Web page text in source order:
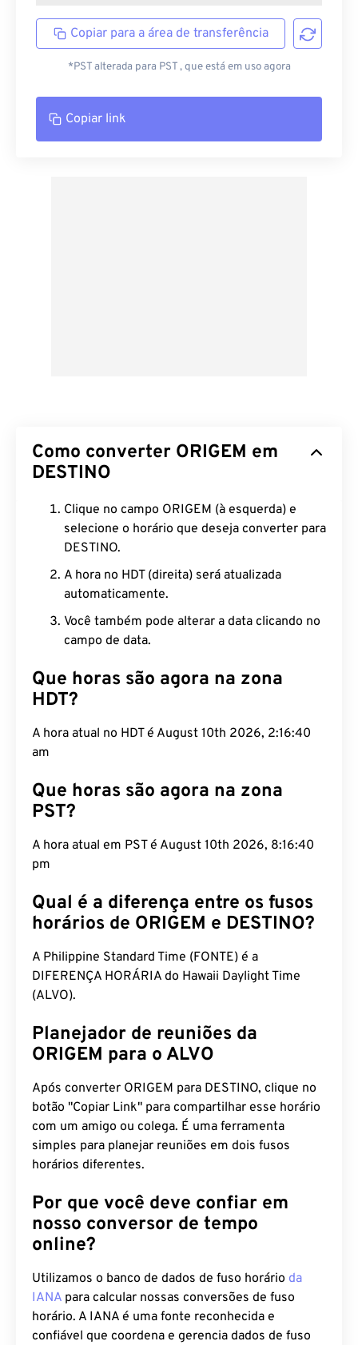
Copiar para a área de transferência
*PST alterada para PST , que está em uso agora
Copiar link
Como converter ORIGEM em
DESTINO
Clique no campo ORIGEM (à esquerda) e
selecione o horário que deseja converter para
DESTINO.
A hora no HDT (direita) será atualizada
automaticamente.
Você também pode alterar a data clicando no
campo de data.
Que horas são agora na zona
HDT?
A hora atual no HDT é August 10th 2026, 2:16:41
am
Que horas são agora na zona
PST?
A hora atual em PST é August 10th 2026, 8:16:41
pm
Qual é a diferença entre os fusos
horários de ORIGEM e DESTINO?
A Philippine Standard Time (FONTE) é a
DIFERENÇA HORÁRIA do Hawaii Daylight Time
(ALVO).
Planejador de reuniões da
ORIGEM para o ALVO
Após converter ORIGEM para DESTINO, clique no
botão "Copiar Link" para compartilhar esse horário
com um amigo ou colega. É uma ferramenta
simples para planejar reuniões em dois fusos
horários diferentes.
Por que você deve confiar em
nosso conversor de tempo
online?
Utilizamos o banco de dados de fuso horário da
IANA para calcular nossas conversões de fuso
horário. A IANA é uma fonte reconhecida e
confiável que coordena e gerencia dados de fuso